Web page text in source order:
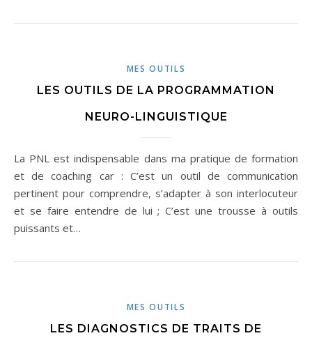
MES OUTILS
LES OUTILS DE LA PROGRAMMATION
NEURO-LINGUISTIQUE
La PNL est indispensable dans ma pratique de formation
et de coaching car : C’est un outil de communication
pertinent pour comprendre, s’adapter à son interlocuteur
et se faire entendre de lui ; C’est une trousse à outils
puissants et…
MES OUTILS
LES DIAGNOSTICS DE TRAITS DE